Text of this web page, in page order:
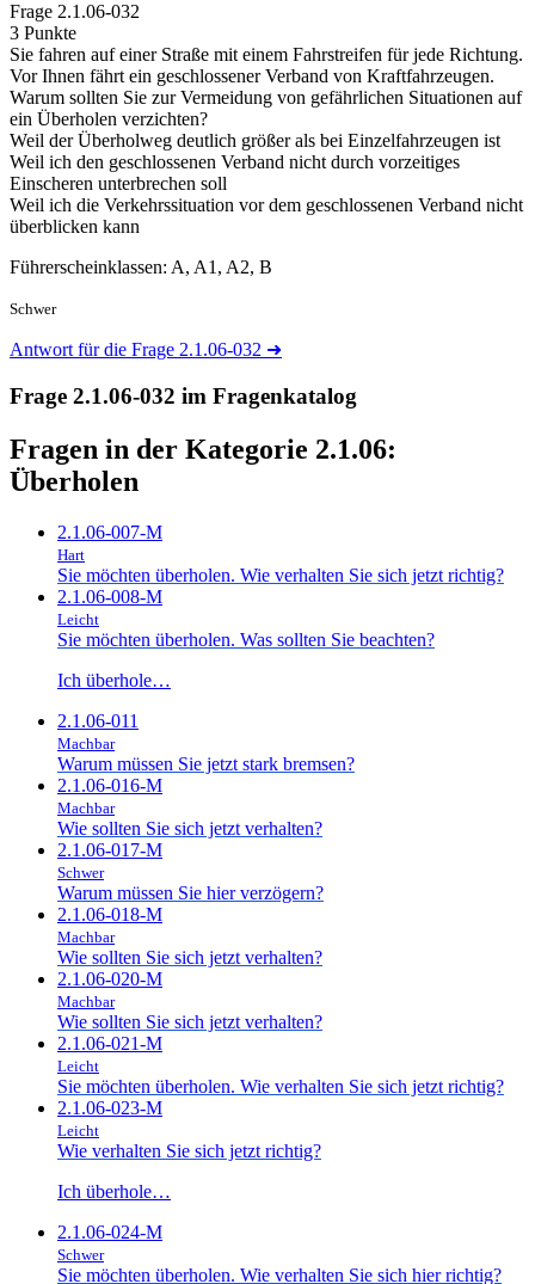
Frage 2.1.06-032
3 Punkte
Sie fahren auf einer Straße mit einem Fahrstreifen für jede Richtung.
Vor Ihnen fährt ein geschlossener Verband von Kraftfahrzeugen.
Warum sollten Sie zur Vermeidung von gefährlichen Situationen auf
ein Überholen verzichten?
Weil der Überholweg deutlich größer als bei Einzelfahrzeugen ist
Weil ich den geschlossenen Verband nicht durch vorzeitiges
Einscheren unterbrechen soll
Weil ich die Verkehrssituation vor dem geschlossenen Verband nicht
überblicken kann
Führerscheinklassen: A, A1, A2, B
Schwer
Antwort für die Frage 2.1.06-032 ➜
Frage 2.1.06-032 im Fragenkatalog
Fragen in der Kategorie 2.1.06:
Überholen
2.1.06-007-M
Hart
Sie möchten überholen. Wie verhalten Sie sich jetzt richtig?
2.1.06-008-M
Leicht
Sie möchten überholen. Was sollten Sie beachten?
Ich überhole…
2.1.06-011
Machbar
Warum müssen Sie jetzt stark bremsen?
2.1.06-016-M
Machbar
Wie sollten Sie sich jetzt verhalten?
2.1.06-017-M
Schwer
Warum müssen Sie hier verzögern?
2.1.06-018-M
Machbar
Wie sollten Sie sich jetzt verhalten?
2.1.06-020-M
Machbar
Wie sollten Sie sich jetzt verhalten?
2.1.06-021-M
Leicht
Sie möchten überholen. Wie verhalten Sie sich jetzt richtig?
2.1.06-023-M
Leicht
Wie verhalten Sie sich jetzt richtig?
Ich überhole…
2.1.06-024-M
Schwer
Sie möchten überholen. Wie verhalten Sie sich hier richtig?